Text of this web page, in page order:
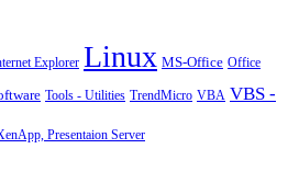
Explorer Linux MS-Office Office
Tools - Utilities TrendMicro VBA VBS -
Presentaion Server